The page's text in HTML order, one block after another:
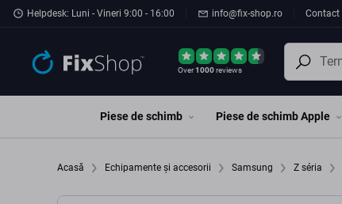
Preskočiť na hlavný obsah
Helpdesk: Luni - Vineri 9:00 - 16:00 info@fix-shop.ro Contact
Over1000reviews
Piese de schimb Piese de schimb Apple
Acasă Echipamente și accesorii Samsung Z séria